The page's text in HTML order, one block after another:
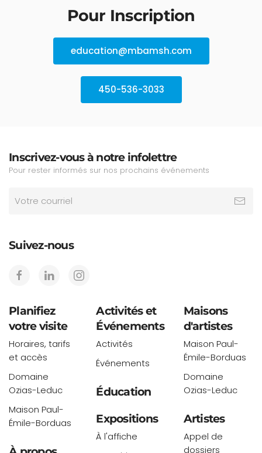
Pour Inscription
education@mbamsh.com
450-536-3033
Inscrivez-vous à notre infolettre
Pour rester informés sur nos prochains événements
Suivez-nous
Planifiez
votre visite
Horaires, tarifs
et accès
Domaine
Ozias-Leduc
Maison Paul-
Émile-Borduas
Activités et
Événements
Activités
Événements
Éducation
Expositions
À l'affiche
Maisons
d'artistes
Maison Paul-
Émile-Borduas
Domaine
Ozias-Leduc
Artistes
Appel de
dossiers